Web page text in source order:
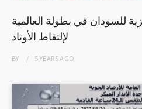
للسودان في بطولة العالمية
لإلتقاط الأوتاد
BY 5 YEARSAGO